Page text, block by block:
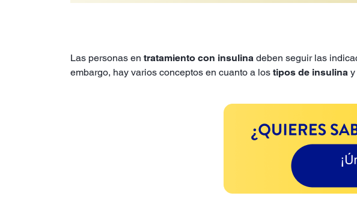
Las personas en tratamiento con insulina deben seguir las
embargo, hay varios conceptos en cuanto a los tipos de insulina y